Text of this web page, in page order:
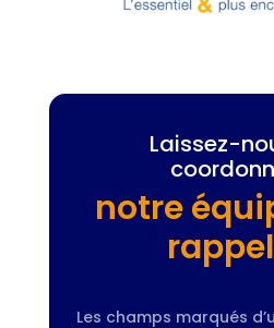
Laissez-
notre
Les champs marqués